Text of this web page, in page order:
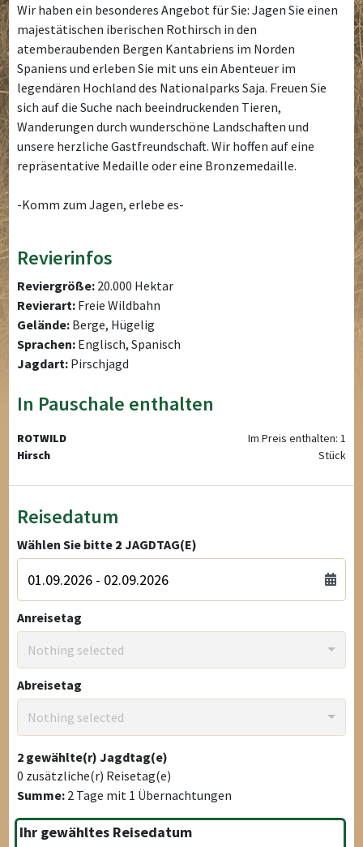
Wir haben ein besonderes Angebot für Sie: Jagen Sie einen
majestätischen iberischen Rothirsch in den
atemberaubenden Bergen Kantabriens im Norden
Spaniens und erleben Sie mit uns ein Abenteuer im
legendären Hochland des Nationalparks Saja. Freuen Sie
sich auf die Suche nach beeindruckenden Tieren,
Wanderungen durch wunderschöne Landschaften und
unsere herzliche Gastfreundschaft. Wir hoffen auf eine
repräsentative Medaille oder eine Bronzemedaille.
-Komm zum Jagen, erlebe es-
Revierinfos
Reviergröße: 20.000 Hektar
Revierart: Freie Wildbahn
Gelände: Berge, Hügelig
Sprachen: Englisch, Spanisch
Jagdart: Pirschjagd
In Pauschale enthalten
ROTWILD
Hirsch
Im Preis enthalten: 1
Stück
Reisedatum
Wählen Sie bitte 2 JAGDTAG(E)
Anreisetag
Nothing selected
Abreisetag
Nothing selected
2 gewählte(r) Jagdtag(e)
0 zusätzliche(r) Reisetag(e)
Summe: 2 Tage mit 1 Übernachtungen
Ihr gewähltes Reisedatum